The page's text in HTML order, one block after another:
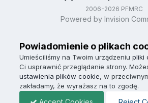
2006-2026 PFMRC
Powered by Invision
Powiadomienie o plikach
Umieściliśmy na Twoim urządzeniu pliki
Ci usprawnić przeglądanie strony.
ustawienia plików cookie, w
zakładamy, że wyrażasz na to zgodę.